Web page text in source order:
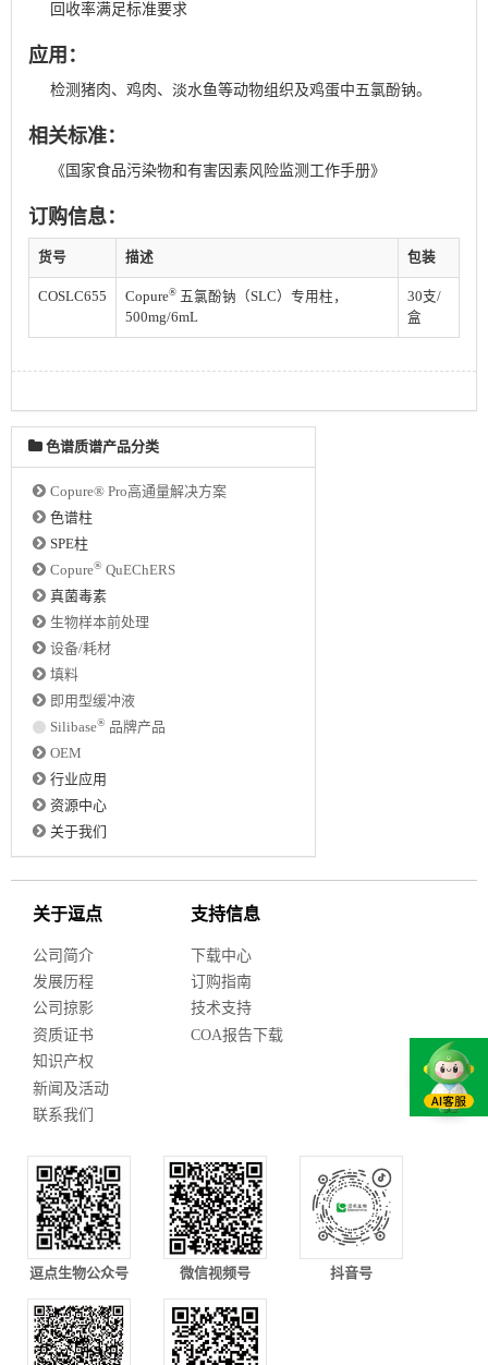
回收率满足标准要求
应用：
检测猪肉、鸡肉、淡水鱼等动物组织及鸡蛋中五氯酚钠。
相关标准：
《国家食品污染物和有害因素风险监测工作手册》
订购信息：
货号 描述 包装
COSLC655 Copure® 五氯酚钠（SLC）专用柱，
500mg/6mL
30支/
盒
色谱质谱产品分类
Copure® Pro高通量解决方案
色谱柱
SPE柱
Copure® QuEChERS
真菌毒素
生物样本前处理
设备/耗材
填料
即用型缓冲液
Silibase® 品牌产品
OEM
行业应用
资源中心
关于我们
关于逗点
公司简介
发展历程
公司掠影
资质证书
知识产权
新闻及活动
联系我们
支持信息
下载中心
订购指南
技术支持
COA报告下载
逗点生物公众号 微信视频号 抖音号